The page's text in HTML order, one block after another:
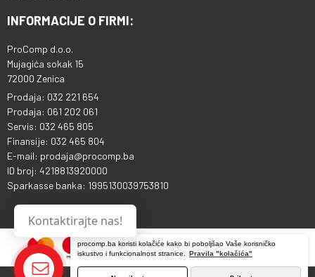
procomp.ba koristi kolačiće kako bi poboljšao Vaše korisničko
iskustvo i funkcionalnost stranice.
Pravila "kolačića"
INFORMACIJE O FIRMI:
ProComp d.o.o.
Mujagića sokak 15
72000 Zenica
Prodaja: 032 221 654
Prodaja: 061 202 061
Servis: 032 465 805
Finansije: 032 465 804
E-mail: prodaja@procomp.ba
ID broj: 4218813920000
Sparkasse banka: 1995130039753810
Kontaktirajte nas!